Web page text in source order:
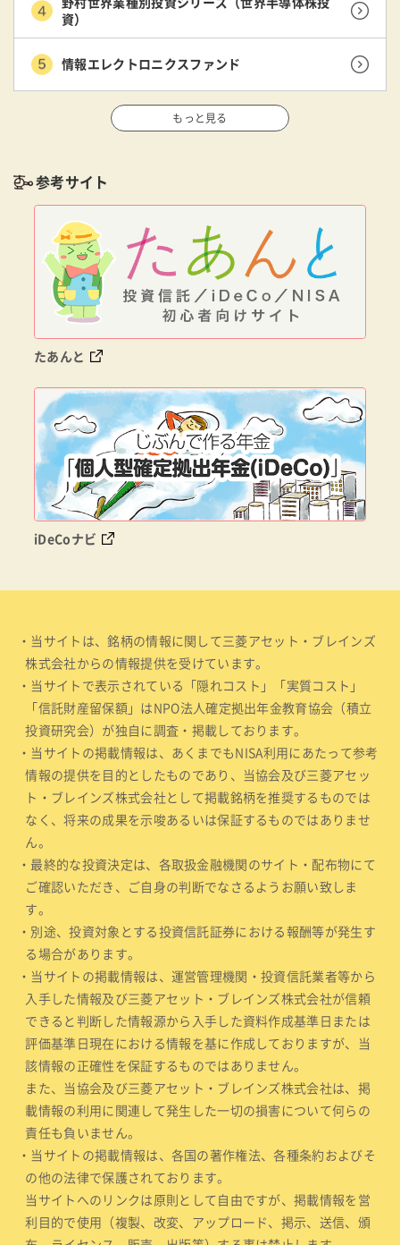
資）
情報エレクトロニクスファンド
もっと見る
参考サイト
たあんと
iDeCoナビ
・当サイトは、銘柄の情報に関して三菱アセット・ブレインズ
株式会社からの情報提供を受けています。
・当サイトで表示されている「隠れコスト」「実質コスト」
「信託財産留保額」はNPO法人確定拠出年金教育協会（積立
投資研究会）が独自に調査・掲載しております。
・当サイトの掲載情報は、あくまでもNISA利用にあたって参考
情報の提供を目的としたものであり、当協会及び三菱アセッ
ト・ブレインズ株式会社として掲載銘柄を推奨するものでは
なく、将来の成果を示唆あるいは保証するものではありませ
ん。
・最終的な投資決定は、各取扱金融機関のサイト・配布物にて
ご確認いただき、ご自身の判断でなさるようお願い致しま
す。
・別途、投資対象とする投資信託証券における報酬等が発生す
る場合があります。
・当サイトの掲載情報は、運営管理機関・投資信託業者等から
入手した情報及び三菱アセット・ブレインズ株式会社が信頼
できると判断した情報源から入手した資料作成基準日または
評価基準日現在における情報を基に作成しておりますが、当
該情報の正確性を保証するものではありません。
また、当協会及び三菱アセット・ブレインズ株式会社は、掲
載情報の利用に関連して発生した一切の損害について何らの
責任も負いません。
・当サイトの掲載情報は、各国の著作権法、各種条約およびそ
の他の法律で保護されております。
当サイトへのリンクは原則として自由ですが、掲載情報を営
利目的で使用（複製、改変、アップロード、掲示、送信、頒